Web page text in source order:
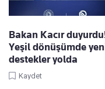
Bakan Kacır
Yeşil dönüşümde
destekler yolda
Kaydet